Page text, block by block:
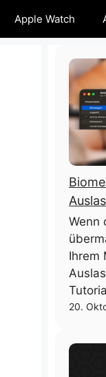
Apple Watch
Wenn
Ihrem
20.